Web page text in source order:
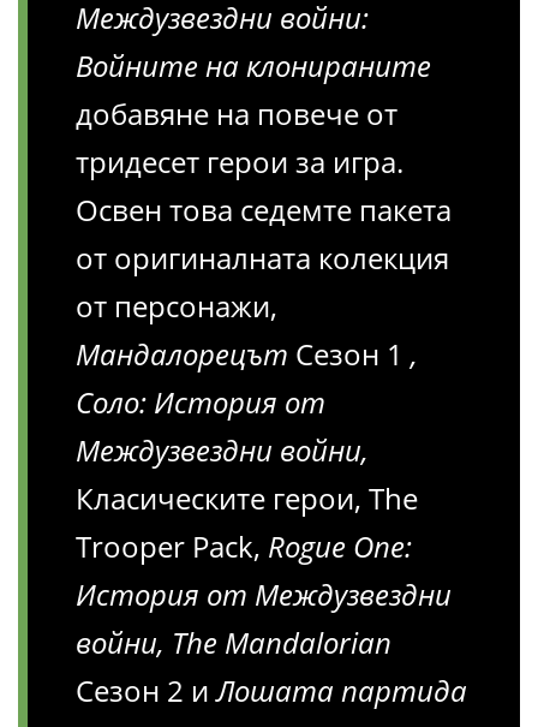
Междузвездни войни:
Войните на клонираните
добавяне на повече от
тридесет герои за игра.
Освен това седемте пакета
от оригиналната колекция
от персонажи,
Мандалорецът Сезон 1 ,
Соло: История от
Междузвездни войни,
Класическите герои, The
Trooper Pack, Rogue One:
История от Междузвездни
войни, The Mandalorian
Сезон 2 иЛошата партида